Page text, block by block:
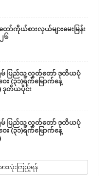
ကိုယ်စားလှယ်များမေးမြန်း
၆
ပြည်သူ့လွှတ်တော် ဒုတိယပုံ
း (၃၁)ရက်မြောက်နေ့
ဒုတိယပိုင်း
ပြည်သူ့လွှတ်တော် ဒုတိယပုံ
း (၃၁)ရက်မြောက်နေ့
းလုံးကြည့်ရန်